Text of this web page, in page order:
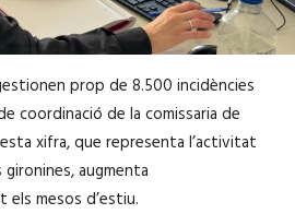
prop de 8.500 incidències
coordinació de la comissaria de
xifra, que representa l’activitat
augmenta
mesos d’estiu.